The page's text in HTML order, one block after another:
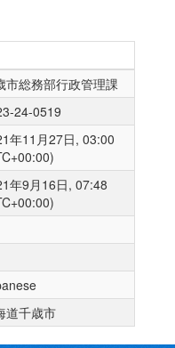
市総務部行政管理課
24-0519
年11月27日, 03:00
年9月16日, 07:48
道千歳市